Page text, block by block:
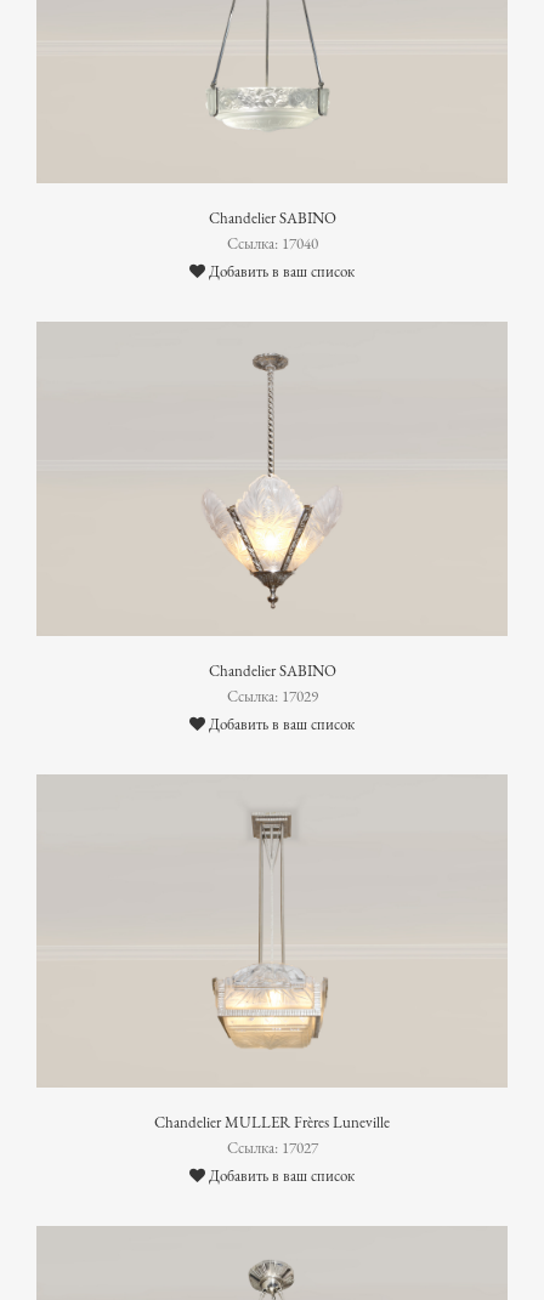
Chandelier SABINO
Ссылка: 17040
Добавить в ваш список
Chandelier SABINO
Ссылка: 17029
Добавить в ваш список
Chandelier MULLER Frères Luneville
Ссылка: 17027
Добавить в ваш список